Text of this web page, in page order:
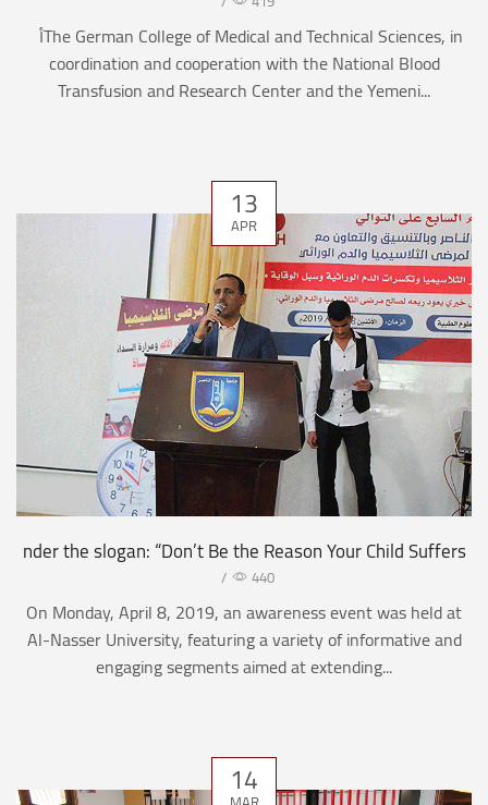
coordination and cooperation with the National Blood
Transfusion and Research Center and the Yemeni...
13
APR
nder the slogan: “Don’t Be the Reason Your Child Suffers
/ 440
On Monday, April 8, 2019, an awareness event was held at
Al-Nasser University, featuring a variety of informative and
engaging segments aimed at extending...
14